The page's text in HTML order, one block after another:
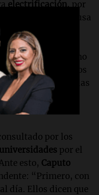
electrificación, por
, sobre todo se usa
. Hoy ya hay
exponencial
alternativa
que no
porque nosotros
nos llevan décadas
por los
universidades por el
esto, Caputo
“Primero, con
día. Ellos dicen que